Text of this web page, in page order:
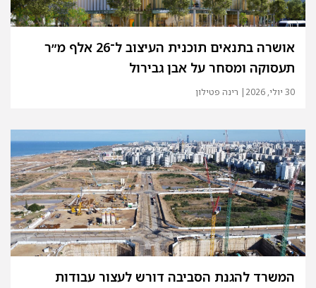
אושרה בתנאים תוכנית העיצוב ל־26 אלף מ״ר
תעסוקה ומסחר על אבן גבירול
30 יולי, 2026 | רינה פטילון
המשרד להגנת הסביבה דורש לעצור עבודות